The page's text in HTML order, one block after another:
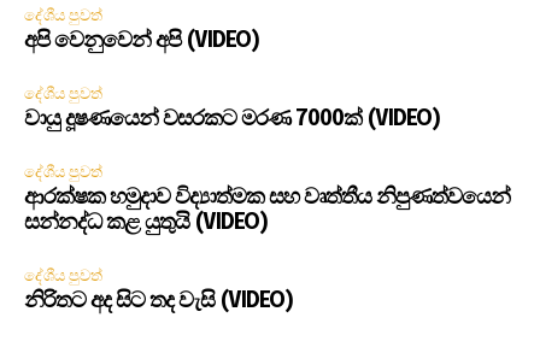
දේශීය පුවත්
අපි වෙනුවෙන් අපි (VIDEO)
දේශීය පුවත්
වායු දූෂණයෙන් වසරකට මරණ 7000ක් (VIDEO)
දේශීය පුවත්
ආරක්ෂක හමුදාව විද්‍යාත්මක සහ වෘත්තීය නිපුණත්වයෙන්
සන්නද්ධ කළ යුතුයි (VIDEO)
දේශීය පුවත්
නිරිතට අද සිට තද වැසි (VIDEO)